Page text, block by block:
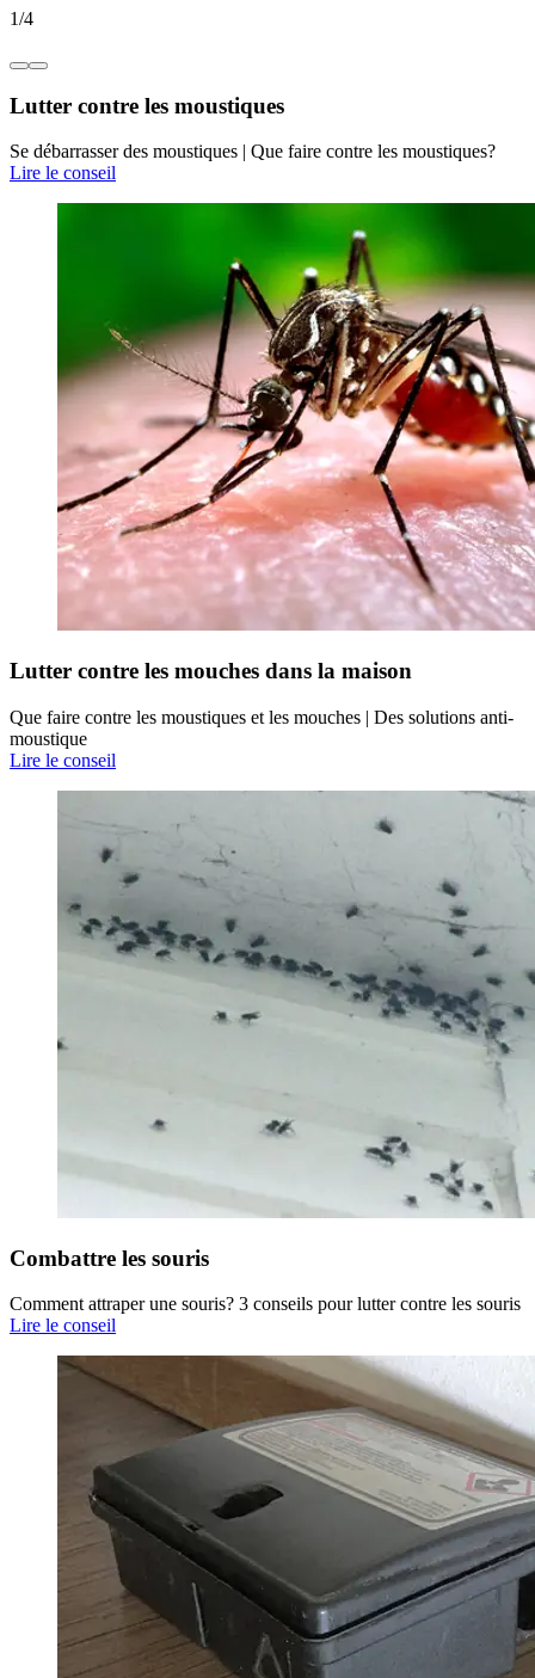
1/4
Lutter contre les moustiques
Se débarrasser des moustiques | Que faire contre les moustiques?
Lire le conseil
Lutter contre les mouches dans la maison
Que faire contre les moustiques et les mouches | Des solutions anti-
moustique
Lire le conseil
Combattre les souris
Comment attraper une souris? 3 conseils pour lutter contre les souris
Lire le conseil